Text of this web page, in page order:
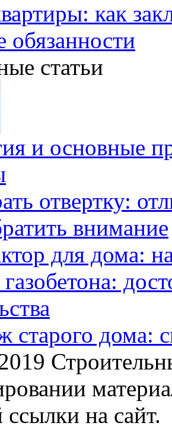
как
обязанности
статьи
и основные
отвертку:
внимание
для дома:
старого дома:
ссылки на сайт.